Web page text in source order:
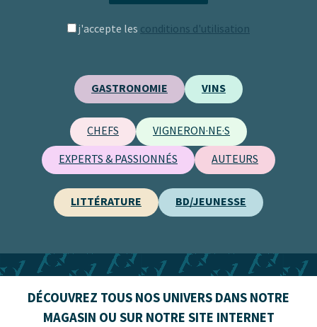
j'accepte les conditions d'utilisation
GASTRONOMIE VINS
CHEFS VIGNERON·NE·S
EXPERTS & PASSIONNÉS AUTEURS
LITTÉRATURE BD/JEUNESSE
DÉCOUVREZ TOUS NOS UNIVERS DANS NOTRE
MAGASIN OU SUR NOTRE SITE INTERNET